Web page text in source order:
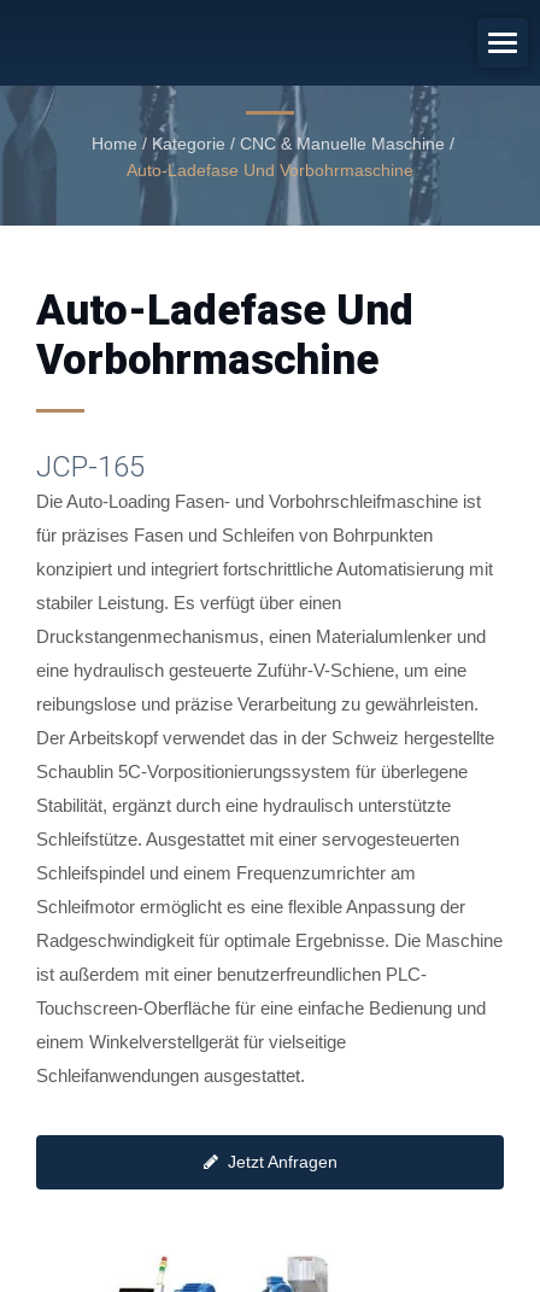
Vorbohrmaschine
Home / Kategorie / CNC & Manuelle Maschine /
Auto-Ladefase Und Vorbohrmaschine
Auto-Ladefase Und
Vorbohrmaschine
JCP-165
Die Auto-Loading Fasen- und Vorbohrschleifmaschine ist
für präzises Fasen und Schleifen von Bohrpunkten
konzipiert und integriert fortschrittliche Automatisierung mit
stabiler Leistung. Es verfügt über einen
Druckstangenmechanismus, einen Materialumlenker und
eine hydraulisch gesteuerte Zuführ-V-Schiene, um eine
reibungslose und präzise Verarbeitung zu gewährleisten.
Der Arbeitskopf verwendet das in der Schweiz hergestellte
Schaublin 5C-Vorpositionierungssystem für überlegene
Stabilität, ergänzt durch eine hydraulisch unterstützte
Schleifstütze. Ausgestattet mit einer servogesteuerten
Schleifspindel und einem Frequenzumrichter am
Schleifmotor ermöglicht es eine flexible Anpassung der
Radgeschwindigkeit für optimale Ergebnisse. Die Maschine
ist außerdem mit einer benutzerfreundlichen PLC-
Touchscreen-Oberfläche für eine einfache Bedienung und
einem Winkelverstellgerät für vielseitige
Schleifanwendungen ausgestattet.
Jetzt Anfragen